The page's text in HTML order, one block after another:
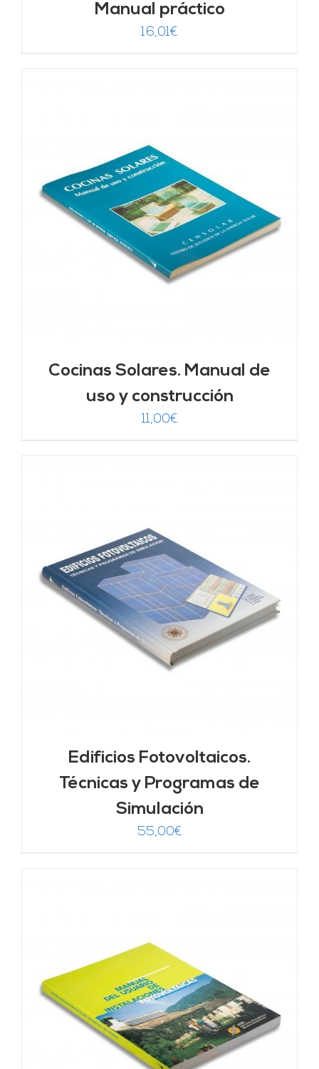
Manual práctico
16,01€
Cocinas Solares. Manual de
uso y construcción
11,00€
Edificios Fotovoltaicos.
Técnicas y Programas de
Simulación
55,00€